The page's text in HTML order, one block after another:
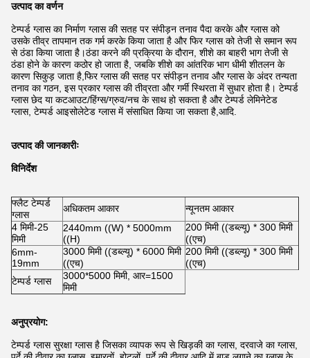
उत्पाद का वर्णन
टेम्पर्ड ग्लास का निर्माण ग्लास की सतह पर संपीड़न तनाव पैदा करके और ग्लास को
उसके तीव्र तापमान तक गर्म करके किया जाता है और फिर ग्लास को तेजी से समान रूप
से ठंडा किया जाता है।ठंडा करने की प्रक्रिया के दौरान, शीशे का बाहरी भाग तेजी से
ठंडा होने के कारण कठोर हो जाता है, जबकि शीशे का आंतरिक भाग धीमी शीतलन के
कारण सिकुड़ जाता है,फिर ग्लास की सतह पर संपीड़न तनाव और ग्लास के अंदर तन्यता
तनाव का गठन, इस प्रकार ग्लास की तीव्रता और गर्मी स्थिरता में सुधार होता है। टेम्पर्ड
ग्लास छेद या कटआउट/हिंग्स/ग्रुव/नच के साथ हो सकता है और टेम्पर्ड लेमिनेटेड
ग्लास, टेम्पर्ड आइसोलेटेड ग्लास में संसाधित किया जा सकता है,आदि.
उत्पाद की जानकारीः
विनिर्देश
फ्लैट टेम्पर्ड
ग्लास
अधिकतम आकार
न्यूनतम आकार
4 मिमी-25
मिमी
2440mm ((W) * 5000mm
((H)
200 मिमी ((डब्ल्यू) * 300 मिमी
((एच)
6mm-
19mm
3000 मिमी ((डब्ल्यू) * 6000 मिमी
((एच)
200 मिमी ((डब्ल्यू) * 300 मिमी
((एच)
टेम्पर्ड ग्लास
3000*5000 मिमी, आर=1500
मिमी
अनुप्रयोग:
टेम्पर्ड ग्लास सुरक्षा ग्लास है जिसका व्यापक रूप से खिड़की का ग्लास, दरवाजे का ग्लास,